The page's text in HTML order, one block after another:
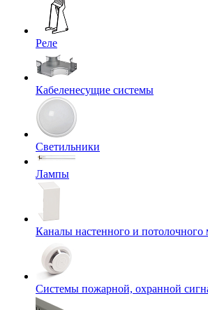
Реле
Кабеленесущие системы
Светильники
Лампы
Каналы настенного и потолочного
Системы пожарной, охранной